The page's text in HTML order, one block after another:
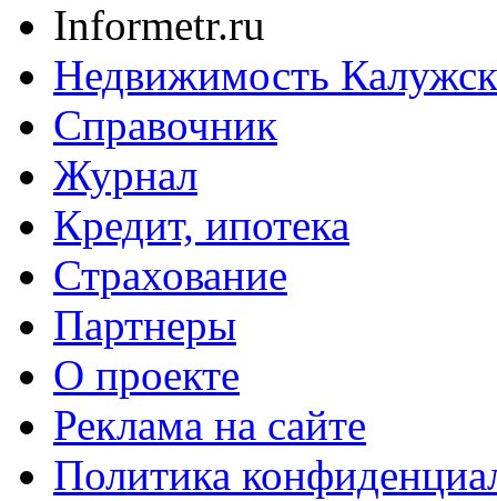
Informetr.ru
Недвижимость
Справочник
Журнал
Кредит, ипотека
Страхование
Партнеры
O проекте
Реклама на сайте
Политика